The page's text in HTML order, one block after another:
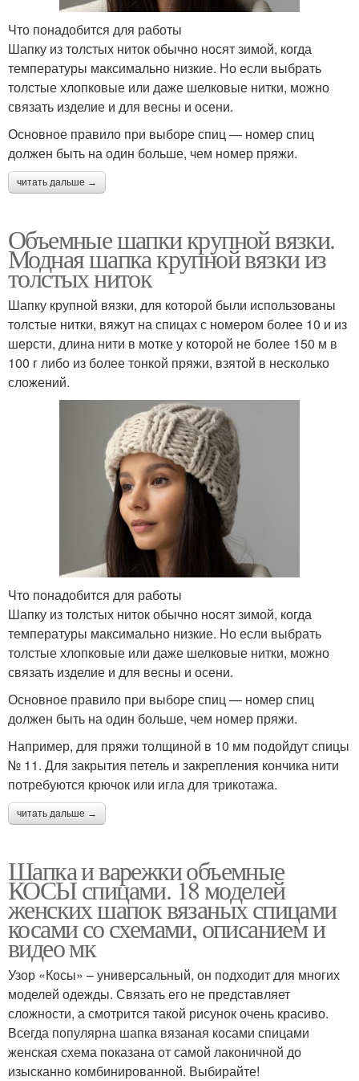
Что понадобится для работы
Шапку из толстых ниток обычно носят зимой, когда
температуры максимально низкие. Но если выбрать
толстые хлопковые или даже шелковые нитки, можно
связать изделие и для весны и осени.
Основное правило при выборе спиц — номер спиц
должен быть на один больше, чем номер пряжи.
читать дальше →
Объемные шапки крупной вязки.
Модная шапка крупной вязки из
толстых ниток
Шапку крупной вязки, для которой были использованы
толстые нитки, вяжут на спицах с номером более 10 и из
шерсти, длина нити в мотке у которой не более 150 м в
100 г либо из более тонкой пряжи, взятой в несколько
сложений.
Что понадобится для работы
Шапку из толстых ниток обычно носят зимой, когда
температуры максимально низкие. Но если выбрать
толстые хлопковые или даже шелковые нитки, можно
связать изделие и для весны и осени.
Основное правило при выборе спиц — номер спиц
должен быть на один больше, чем номер пряжи.
Например, для пряжи толщиной в 10 мм подойдут спицы
№ 11. Для закрытия петель и закрепления кончика нити
потребуются крючок или игла для трикотажа.
читать дальше →
Шапка и варежки объемные
КОСЫ спицами. 18 моделей
женских шапок вязаных спицами
косами со схемами, описанием и
видео мк
Узор «Косы» – универсальный, он подходит для многих
моделей одежды. Связать его не представляет
сложности, а смотрится такой рисунок очень красиво.
Всегда популярна шапка вязаная косами спицами
женская схема показана от самой лаконичной до
изысканно комбинированной. Выбирайте!